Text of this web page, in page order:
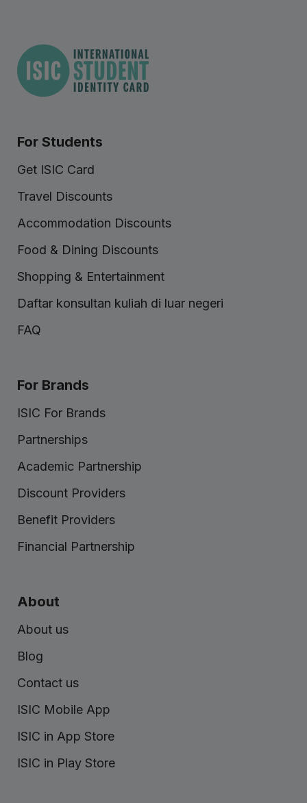
For Students
Get ISIC Card
Travel Discounts
Accommodation Discounts
Food & Dining Discounts
Shopping & Entertainment
Daftar konsultan kuliah di luar negeri
FAQ
For Brands
ISIC For Brands
Partnerships
Academic Partnership
Discount Providers
Benefit Providers
Financial Partnership
About
About us
Blog
Contact us
ISIC Mobile App
ISIC in App Store
ISIC in Play Store